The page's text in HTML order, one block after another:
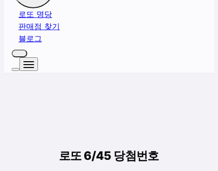
로또 명당
판매점 찾기
블로그
로또 6/45 당첨번호